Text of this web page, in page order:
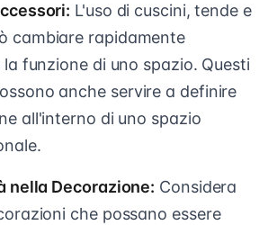
L'uso di cuscini, tende e
cambiare rapidamente
funzione di uno spazio. Questi
anche servire a definire
all'interno di uno spazio
nella Decorazione: Considera
che possano essere